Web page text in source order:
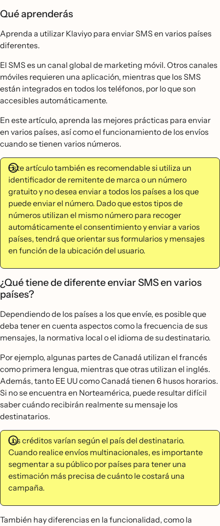
Qué aprenderás
Aprenda a utilizar Klaviyo para enviar SMS en varios países
diferentes.
El SMS es un canal global de marketing móvil. Otros canales
móviles requieren una aplicación, mientras que los SMS
están integrados en todos los teléfonos, por lo que son
accesibles automáticamente.
En este artículo, aprenda las mejores prácticas para enviar
en varios países, así como el funcionamiento de los envíos
cuando se tienen varios números.
Este artículo también es recomendable si utiliza un
identificador de remitente de marca o un número
gratuito y no desea enviar a todos los países a los que
puede enviar el número. Dado que estos tipos de
números utilizan el mismo número para recoger
automáticamente el consentimiento y enviar a varios
países, tendrá que orientar sus formularios y mensajes
en función de la ubicación del usuario.
¿Qué tiene de diferente enviar SMS en varios
países?
Dependiendo de los países a los que envíe, es posible que
deba tener en cuenta aspectos como la frecuencia de sus
mensajes, la normativa local o el idioma de su destinatario.
Por ejemplo, algunas partes de Canadá utilizan el francés
como primera lengua, mientras que otras utilizan el inglés.
Además, tanto EE UU como Canadá tienen 6 husos horarios.
Si no se encuentra en Norteamérica, puede resultar difícil
saber cuándo recibirán realmente su mensaje los
destinatarios.
Los créditos varían según el país del destinatario.
Cuando realice envíos multinacionales, es importante
segmentar a su público por países para tener una
estimación más precisa de cuánto le costará una
campaña.
También hay diferencias en la funcionalidad, como la